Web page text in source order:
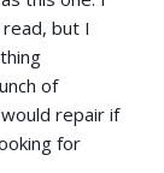
but I
of
repair if
for